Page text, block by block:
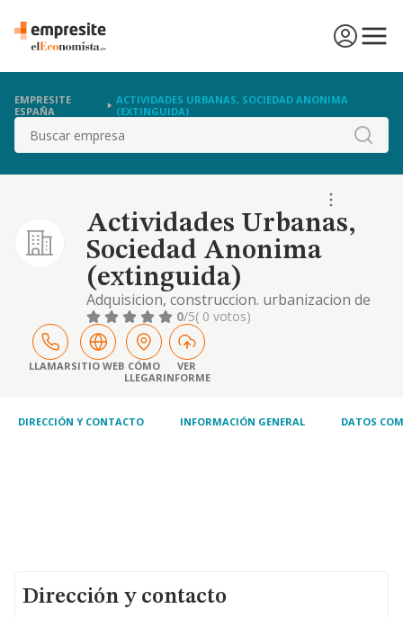
EMPRESITE
ESPAÑA
ACTIVIDADES URBANAS, SOCIEDAD ANONIMA
(EXTINGUIDA)
Buscar
Actividades Urbanas,
Sociedad Anonima
(extinguida)
Adquisicion, construccion. urbanizacion de
toda clase de bienes inmuebles. adquisicion y
enajenacion de toda clase de valores
mobiliarios y activos financieros.
0/5( 0 votos)
LLAMARSITIO WEB CÓMO
LLEGAR
VER
INFORME
DIRECCIÓN Y CONTACTO INFORMACIÓN GENERAL DATOS
Dirección y contacto